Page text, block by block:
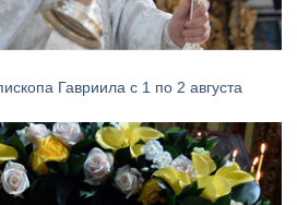
Гавриила с 1 по 2 августа